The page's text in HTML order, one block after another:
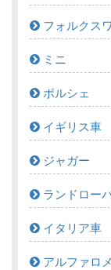
フォルクス
ミニ
ポルシェ
イギリス車
ジャガー
ランドロー
イタリア車
アルファロ